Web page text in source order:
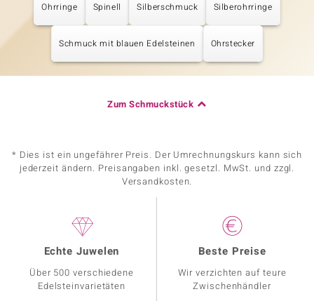
Ohrringe Spinell Silberschmuck Silberohrringe
Schmuck mit blauen Edelsteinen Ohrstecker
Zum Schmuckstück
* Dies ist ein ungefährer Preis. Der Umrechnungskurs kann sich
jederzeit ändern. Preisangaben inkl. gesetzl. MwSt. und zzgl.
Versandkosten.
Echte Juwelen
Über 500 verschiedene
Edelsteinvarietäten
Beste Preise
Wir verzichten auf teure
Zwischenhändler